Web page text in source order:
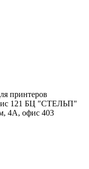
принтеров
121 БЦ "СТЕЛЬП"
4А, офис 403